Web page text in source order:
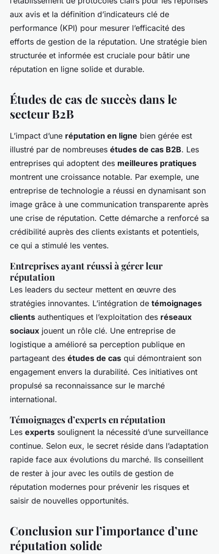
aux avis et la définition d’indicateurs clé de
performance (KPI) pour mesurer l’efficacité des
efforts de gestion de la réputation. Une stratégie bien
structurée et informée est cruciale pour bâtir une
réputation en ligne solide et durable.
Études de cas de succès dans le
secteur B2B
L’impact d’une réputation en ligne bien gérée est
illustré par de nombreuses études de cas B2B. Les
entreprises qui adoptent des meilleures pratiques
montrent une croissance notable. Par exemple, une
entreprise de technologie a réussi en dynamisant son
image grâce à une communication transparente après
une crise de réputation. Cette démarche a renforcé sa
crédibilité auprès des clients existants et potentiels,
ce qui a stimulé les ventes.
Entreprises ayant réussi à gérer leur
réputation
Les leaders du secteur mettent en œuvre des
stratégies innovantes. L’intégration de témoignages
clients authentiques et l’exploitation des réseaux
sociaux jouent un rôle clé. Une entreprise de
logistique a amélioré sa perception publique en
partageant des études de cas qui démontraient son
engagement envers la durabilité. Ces initiatives ont
propulsé sa reconnaissance sur le marché
international.
Témoignages d’experts en réputation
Les experts soulignent la nécessité d’une surveillance
continue. Selon eux, le secret réside dans l’adaptation
rapide face aux évolutions du marché. Ils conseillent
de rester à jour avec les outils de gestion de
réputation modernes pour prévenir les risques et
saisir de nouvelles opportunités.
Conclusion sur l’importance d’une
réputation solide